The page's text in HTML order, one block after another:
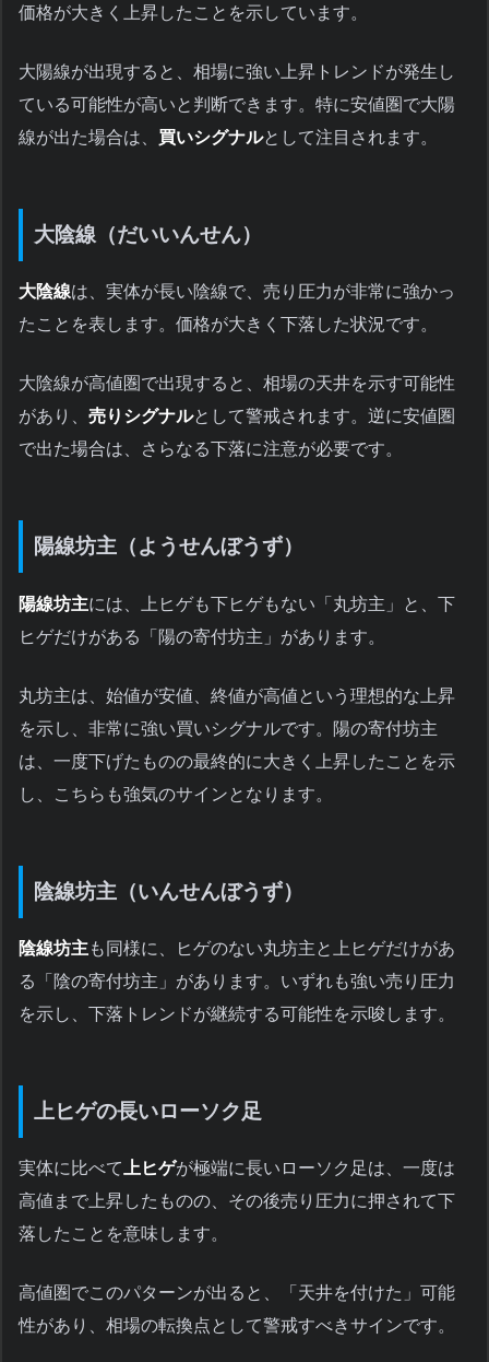
価格が大きく上昇したことを示しています。
大陽線が出現すると、相場に強い上昇トレンドが発生し
ている可能性が高いと判断できます。特に安値圏で大陽
線が出た場合は、 買いシグナルとして注目されます。
大陰線（だいいんせん）
大陰線は、実体が長い陰線で、売り圧力が非常に強かっ
たことを表します。価格が大きく下落した状況です。
大陰線が高値圏で出現すると、相場の天井を示す可能性
があり、 売りシグナルとして警戒されます。逆に安値圏
で出た場合は、さらなる下落に注意が必要です。
陽線坊主（ようせんぼうず）
陽線坊主には、上ヒゲも下ヒゲもない「丸坊主」と、下
ヒゲだけがある「陽の寄付坊主」があります。
丸坊主は、始値が安値、終値が高値という理想的な上昇
を示し、非常に強い買いシグナルです。陽の寄付坊主
は、一度下げたものの最終的に大きく上昇したことを示
し、こちらも強気のサインとなります。
陰線坊主（いんせんぼうず）
陰線坊主も同様に、ヒゲのない丸坊主と上ヒゲだけがあ
る「陰の寄付坊主」があります。いずれも強い売り圧力
を示し、下落トレンドが継続する可能性を示唆します。
上ヒゲの長いローソク足
実体に比べて 上ヒゲが極端に長いローソク足は、一度は
高値まで上昇したものの、その後売り圧力に押されて下
落したことを意味します。
高値圏でこのパターンが出ると、「天井を付けた」可能
性があり、相場の転換点として警戒すべきサインです。